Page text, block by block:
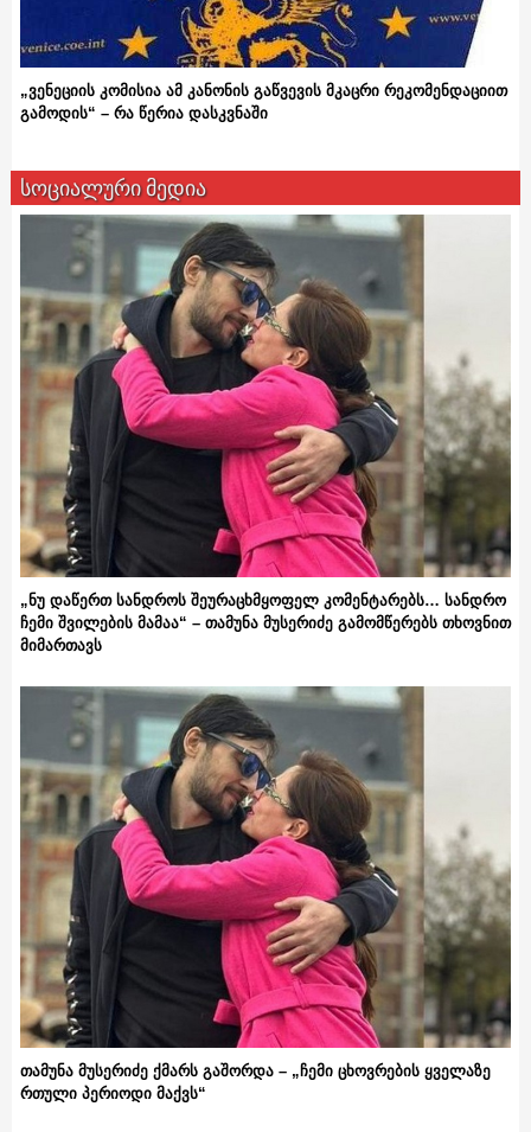
„ვენეციის კომისია ამ კანონის გაწვევის მკაცრი რეკომენდაციით
გამოდის“ – რა წერია დასკვნაში
სოციალური მედია
„ნუ დაწერთ სანდროს შეურაცხმყოფელ კომენტარებს… სანდრო
ჩემი შვილების მამაა“ – თამუნა მუსერიძე გამომწერებს თხოვნით
მიმართავს
თამუნა მუსერიძე ქმარს გაშორდა – „ჩემი ცხოვრების ყველაზე
რთული პერიოდი მაქვს“